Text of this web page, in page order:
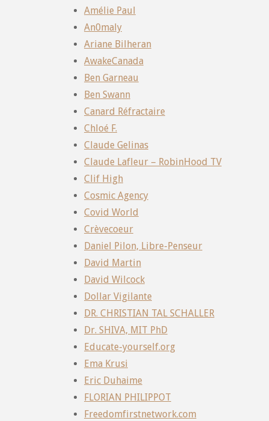
Amélie Paul
An0maly
Ariane Bilheran
AwakeCanada
Ben Garneau
Ben Swann
Canard Réfractaire
Chloé F.
Claude Gelinas
Claude Lafleur – RobinHood TV
Clif High
Cosmic Agency
Covid World
Crèvecoeur
Daniel Pilon, Libre-Penseur
David Martin
David Wilcock
Dollar Vigilante
DR. CHRISTIAN TAL SCHALLER
Dr. SHIVA, MIT PhD
Educate-yourself.org
Ema Krusi
Eric Duhaime
FLORIAN PHILIPPOT
Freedomfirstnetwork.com